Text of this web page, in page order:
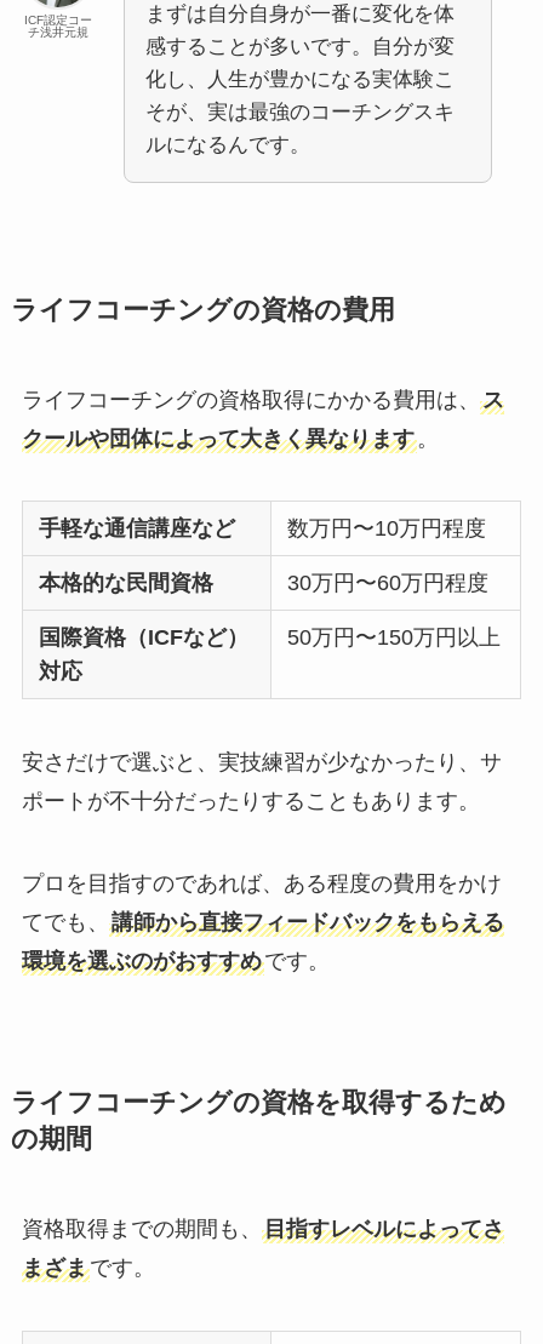
ICF認定コー
チ浅井元規
まずは自分自身が一番に変化を体
感することが多いです。自分が変
化し、人生が豊かになる実体験こ
そが、実は最強のコーチングスキ
ルになるんです。
ライフコーチングの資格の費用
ライフコーチングの資格取得にかかる費用は、 ス
クールや団体によって大きく異なります。
手軽な通信講座など 数万円〜10万円程度
本格的な民間資格 30万円〜60万円程度
国際資格（ICFなど）
対応
50万円〜150万円以上
安さだけで選ぶと、実技練習が少なかったり、サ
ポートが不十分だったりすることもあります。
プロを目指すのであれば、ある程度の費用をかけ
てでも、 講師から直接フィードバックをもらえる
環境を選ぶのがおすすめです。
ライフコーチングの資格を取得するため
の期間
資格取得までの期間も、 目指すレベルによってさ
まざまです。